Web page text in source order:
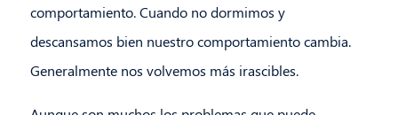
comportamiento. Cuando no dormimos y
descansamos bien nuestro comportamiento cambia.
Generalmente nos volvemos más irascibles.